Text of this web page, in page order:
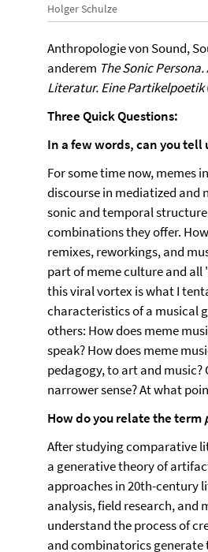
Holger Schulze
Anthropologie von Sound,
anderem The Sonic Persona.
Literatur. Eine Partikelpoetik
Three Quick Questions:
In a few words, can you tell
For some time now, memes
discourse in mediatized and
sonic and temporal
combinations they offer.
remixes, reworkings, and
part of meme culture and all
this viral vortex is what I
characteristics of a musical
others: How does meme
speak? How does meme
pedagogy, to art and
narrower sense? At what
How do you relate the term
After studying comparative
a generative theory of
approaches in 20th-century
analysis, field research, and
understand the process of
and combinatorics